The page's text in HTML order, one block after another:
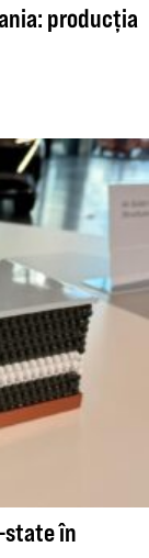
producția
state în